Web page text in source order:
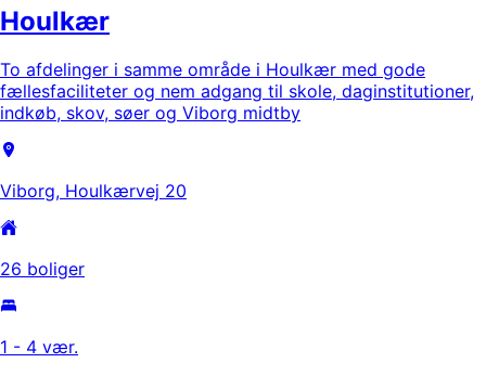
Houlkær
To afdelinger i samme område i Houlkær med gode
fællesfaciliteter og nem adgang til skole, daginstitutioner,
indkøb, skov, søer og Viborg midtby
Viborg, Houlkærvej 20
26 boliger
1 - 4 vær.